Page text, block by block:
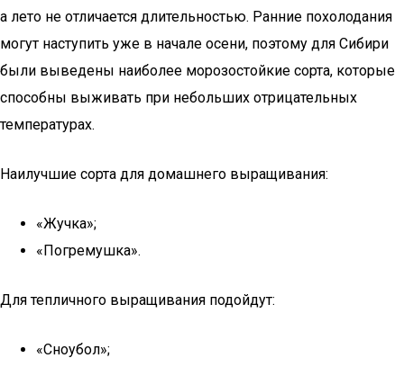
а лето не отличается длительностью. Ранние похолодания
могут наступить уже в начале осени, поэтому для Сибири
были выведены наиболее морозостойкие сорта, которые
способны выживать при небольших отрицательных
температурах.
Наилучшие сорта для домашнего выращивания:
«Жучка»;
«Погремушка».
Для тепличного выращивания подойдут:
«Сноубол»;